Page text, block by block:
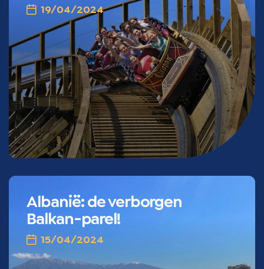
19/04/2024
Albanië: de verborgen
Balkan-parel!
15/04/2024